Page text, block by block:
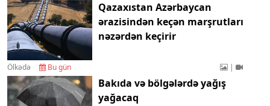
Qazaxıstan Azərbaycan
ərazisindən keçən marşrutları
nəzərdən keçirir
Ölkədə Bu gün |
Bakıda və bölgələrdə yağış
yağacaq